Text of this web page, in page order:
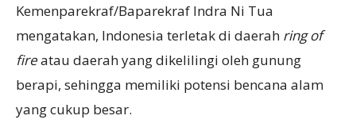
Kemenparekraf/Baparekraf Indra Ni Tua
mengatakan, Indonesia terletak di daerah ring of
fireatau daerah yang dikelilingi oleh gunung
berapi, sehingga memiliki potensi bencana alam
yang cukup besar.